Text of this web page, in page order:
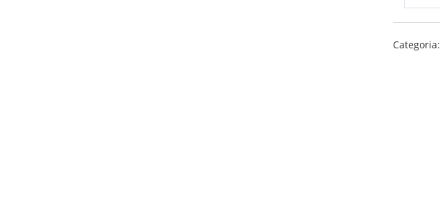
Carta
da
Parati
Categoria: